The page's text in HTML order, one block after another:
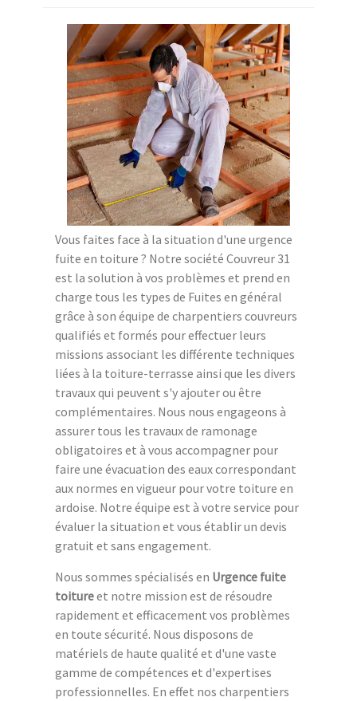
Vous faites face à la situation d'une urgence
fuite en toiture ? Notre société Couvreur 31
est la solution à vos problèmes et prend en
charge tous les types de Fuites en général
grâce à son équipe de charpentiers couvreurs
qualifiés et formés pour effectuer leurs
missions associant les différente techniques
liées à la toiture-terrasse ainsi que les divers
travaux qui peuvent s'y ajouter ou être
complémentaires. Nous nous engageons à
assurer tous les travaux de ramonage
obligatoires et à vous accompagner pour
faire une évacuation des eaux correspondant
aux normes en vigueur pour votre toiture en
ardoise. Notre équipe est à votre service pour
évaluer la situation et vous établir un devis
gratuit et sans engagement.
Nous sommes spécialisés en Urgence fuite
toitureet notre mission est de résoudre
rapidement et efficacement vos problèmes
en toute sécurité. Nous disposons de
matériels de haute qualité et d'une vaste
gamme de compétences et d'expertises
professionnelles. En effet nos charpentiers